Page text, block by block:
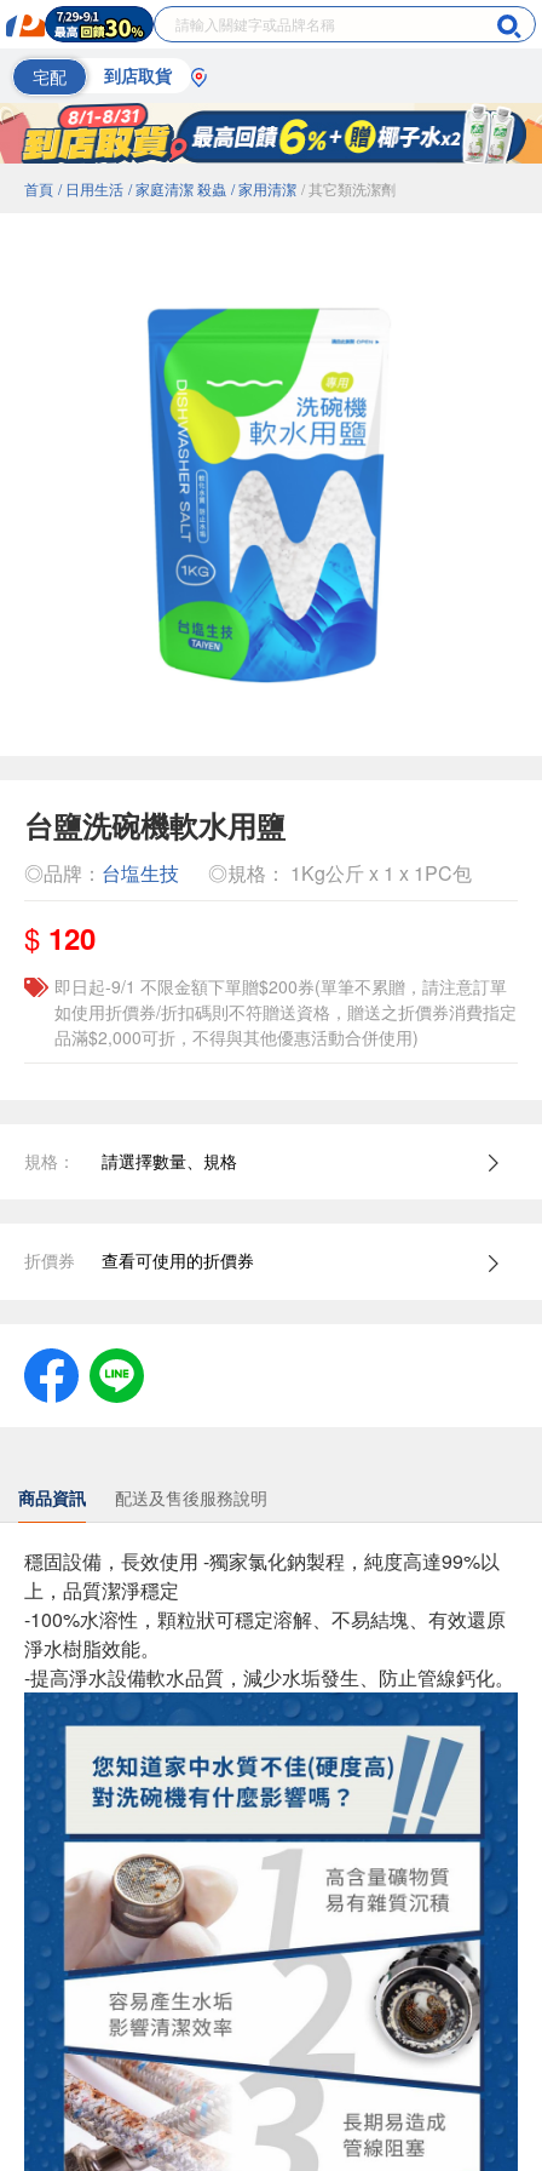
宅配 到店取貨
首頁 / 日用生活 / 家庭清潔 殺蟲 / 家用清潔 / 其它類洗潔劑
台鹽洗碗機軟水用鹽
◎品牌： 台塩生技 ◎規格： 1Kg公斤 x 1 x 1PC包
$ 120
即日起-9/1 不限金額下單贈$200券(單筆不累贈，請注意訂單
如使用折價券/折扣碼則不符贈送資格，贈送之折價券消費指定
品滿$2,000可折，不得與其他優惠活動合併使用)
規格： 請選擇數量、規格
折價券 查看可使用的折價券
商品資訊 配送及售後服務說明
穩固設備，長效使用 -獨家氯化鈉製程，純度高達99%以
上，品質潔淨穩定
-100%水溶性，顆粒狀可穩定溶解、不易結塊、有效還原
淨水樹脂效能。
-提高淨水設備軟水品質，減少水垢發生、防止管線鈣化。